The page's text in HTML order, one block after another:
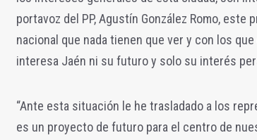
portavoz del PP, Agustín González Romo,
nacional que nada tienen que ver y con los
interesa Jaén ni su futuro y solo su interés
“Ante esta situación le he trasladado a los
es un proyecto de futuro para el centro de